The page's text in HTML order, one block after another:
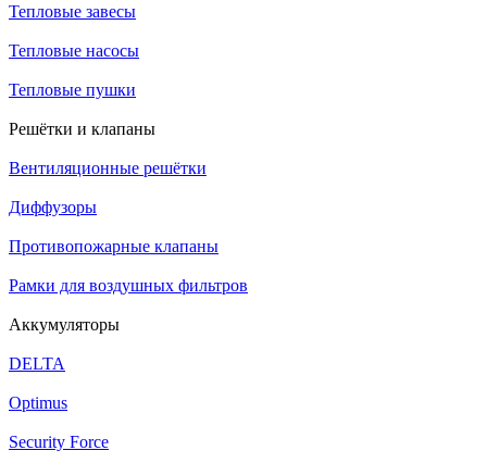
Тепловые завесы
Тепловые насосы
Тепловые пушки
Решётки и клапаны
Вентиляционные решётки
Диффузоры
Противопожарные клапаны
Рамки для воздушных фильтров
Аккумуляторы
DELTA
Optimus
Security Force